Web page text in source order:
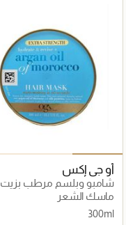
أو جي إكس
شامبو وبلسم مرطب بزيت
الأرغان
ماسك الشعر
300ml